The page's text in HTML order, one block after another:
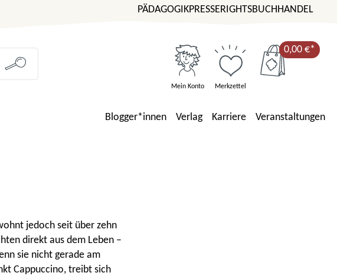
PÄDAGOGIKPRESSERIGHTSBUCHHANDEL
Mein Konto Merkzettel
0,00 €*
Blogger*innen Verlag Karriere Veranstaltungen
jedoch seit über zehn
direkt aus dem Leben –
sie nicht gerade am
Cappuccino, treibt sich